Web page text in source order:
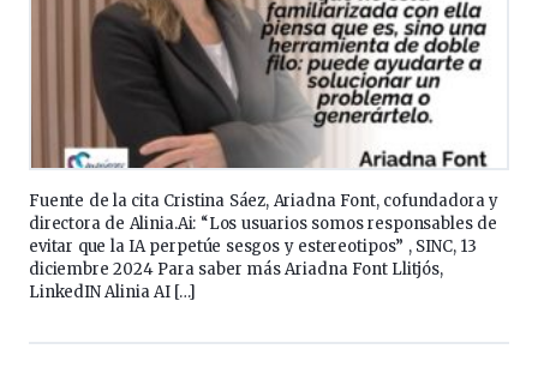
Fuente de la cita Cristina Sáez, Ariadna Font, cofundadora y
directora de Alinia.Ai: “Los usuarios somos responsables de
evitar que la IA perpetúe sesgos y estereotipos” , SINC, 13
diciembre 2024 Para saber más Ariadna Font Llitjós,
LinkedIN Alinia AI […]